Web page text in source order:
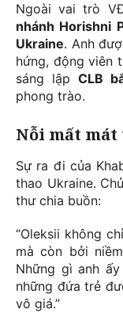
Ngoài vai trò
nhánh Horishni
Ukraine. Anh
hứng, động viên
sáng lập CLB
phong trào.
Nỗi mất
Sự ra đi của
thao Ukraine.
thư chia buồn:
“Oleksii không
mà còn bởi
Những gì anh
những đứa trẻ
vô giá.”